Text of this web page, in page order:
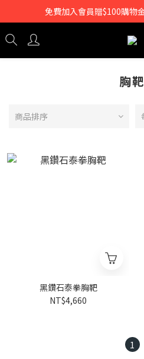
免費加入會員贈$100購物
胸靶
商品排序
黑鑽石泰拳胸靶
NT$4,660
1